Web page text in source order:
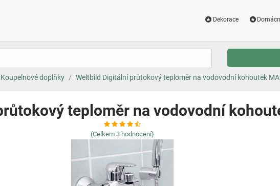
Dekorace
Koupelnové doplňky Weltbild Digitální průtokový teploměr na vodovodní kohoutek
teploměr na vodovodní
(Celkem 3 hodnocení)